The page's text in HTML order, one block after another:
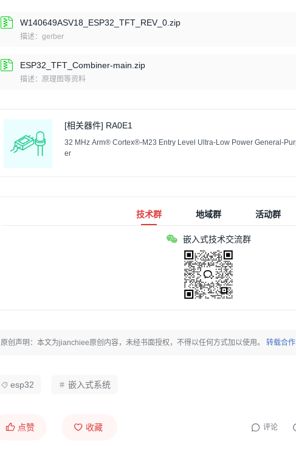
W140649ASV18_ESP32_TFT_REV_0.zip
描述：gerber
ESP32_TFT_Combiner-main.zip
描述：原理图等资料
[相关器件] RA0E1
32 MHz Arm® Cortex®-M23 Entry Level Ultra-Low Power General-
er
技术群 地域群 活动群
嵌入式技术交流群
原创声明：本文为jianchiee原创内容，未经书面授权，不得以任何方式加以使用。 转载合作
esp32 嵌入式系统
点赞 收藏 评论